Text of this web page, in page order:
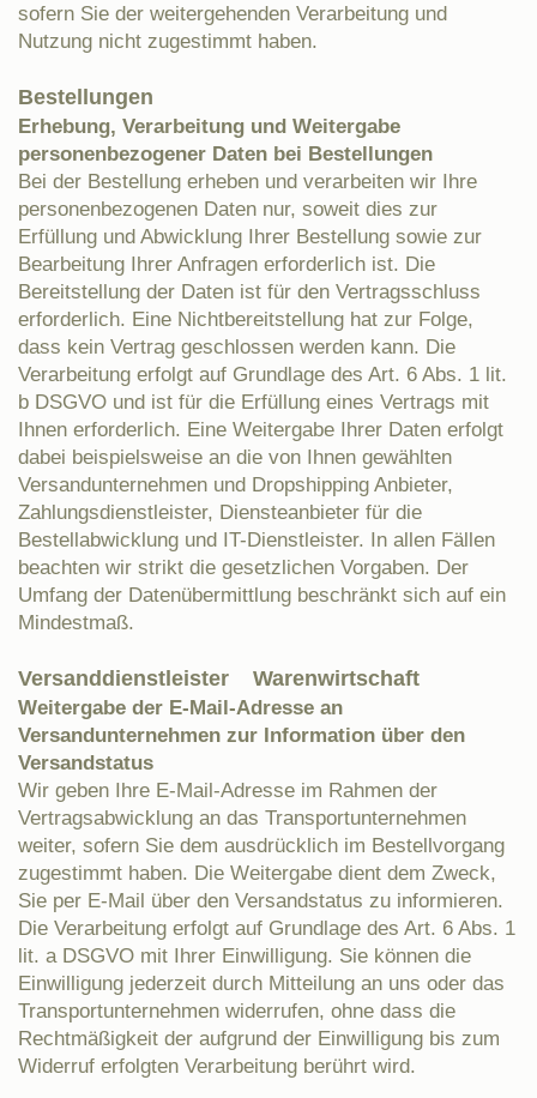
sofern Sie der weitergehenden Verarbeitung und
Nutzung nicht zugestimmt haben.
Bestellungen
Erhebung, Verarbeitung und Weitergabe
personenbezogener Daten bei Bestellungen
Bei der Bestellung erheben und verarbeiten wir Ihre
personenbezogenen Daten nur, soweit dies zur
Erfüllung und Abwicklung Ihrer Bestellung sowie zur
Bearbeitung Ihrer Anfragen erforderlich ist. Die
Bereitstellung der Daten ist für den Vertragsschluss
erforderlich. Eine Nichtbereitstellung hat zur Folge,
dass kein Vertrag geschlossen werden kann. Die
Verarbeitung erfolgt auf Grundlage des Art. 6 Abs. 1 lit.
b DSGVO und ist für die Erfüllung eines Vertrags mit
Ihnen erforderlich. Eine Weitergabe Ihrer Daten erfolgt
dabei beispielsweise an die von Ihnen gewählten
Versandunternehmen und Dropshipping Anbieter,
Zahlungsdienstleister, Diensteanbieter für die
Bestellabwicklung und IT-Dienstleister. In allen Fällen
beachten wir strikt die gesetzlichen Vorgaben. Der
Umfang der Datenübermittlung beschränkt sich auf ein
Mindestmaß.
Versanddienstleister Warenwirtschaft
Weitergabe der E-Mail-Adresse an
Versandunternehmen zur Information über den
Versandstatus
Wir geben Ihre E-Mail-Adresse im Rahmen der
Vertragsabwicklung an das Transportunternehmen
weiter, sofern Sie dem ausdrücklich im Bestellvorgang
zugestimmt haben. Die Weitergabe dient dem Zweck,
Sie per E-Mail über den Versandstatus zu informieren.
Die Verarbeitung erfolgt auf Grundlage des Art. 6 Abs. 1
lit. a DSGVO mit Ihrer Einwilligung. Sie können die
Einwilligung jederzeit durch Mitteilung an uns oder das
Transportunternehmen widerrufen, ohne dass die
Rechtmäßigkeit der aufgrund der Einwilligung bis zum
Widerruf erfolgten Verarbeitung berührt wird.